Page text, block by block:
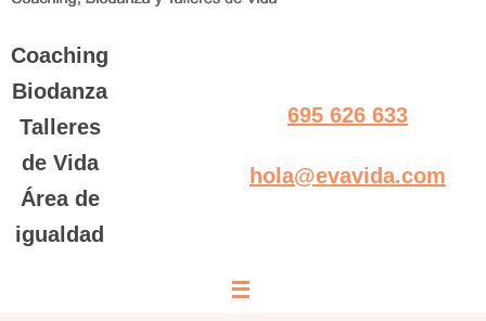
Coaching
Biodanza
Talleres
de Vida
Área de
igualdad
695 626 633
hola@evavida.com